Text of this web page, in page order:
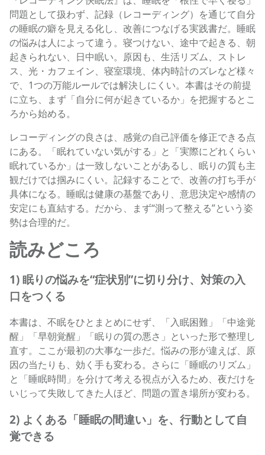
問題として扱わず、記録（レコーディング）を通じて自分
の睡眠の癖を見える化し、改善につなげる実践書だ。睡眠
の悩みは人によって違う。寝つけない、途中で起きる、朝
起きられない、日中眠い。原因も、生活リズム、ストレ
ス、光・カフェイン、寝室環境、体内時計のズレなど様々
で、1つの万能ルールでは解決しにくい。本書はその前提
に立ち、まず「自分に何が起きているか」を把握するとこ
ろから始める。
レコーディングの良さは、感覚の自己評価を修正できる点
にある。「眠れていない気がする」と「実際にどれくらい
眠れているか」は一致しないことがあるし、眠りの質も主
観だけでは掴みにくい。記録することで、改善の打ち手が
具体になる。睡眠は健康の基盤であり、意思決定や感情の
安定にも直結する。だから、まず“測って整える”という姿
勢は合理的だ。
読みどころ
1) 眠りの悩みを“症状別”に切り分け、対策の入
口をつくる
本書は、不眠をひとまとめにせず、「入眠困難」「中途覚
醒」「早朝覚醒」「眠りの質の悪さ」といった形で整理し
直す。ここが最初の大事な一歩だ。悩みの形が違えば、原
因の当たりも、効く手も変わる。さらに「睡眠のリズム」
と「睡眠時間」を分けて考える視点が入るため、夜だけを
いじって失敗してきた人ほど、問題の置き場所が変わる。
2) よくある「睡眠の間違い」を、行動として自
覚できる